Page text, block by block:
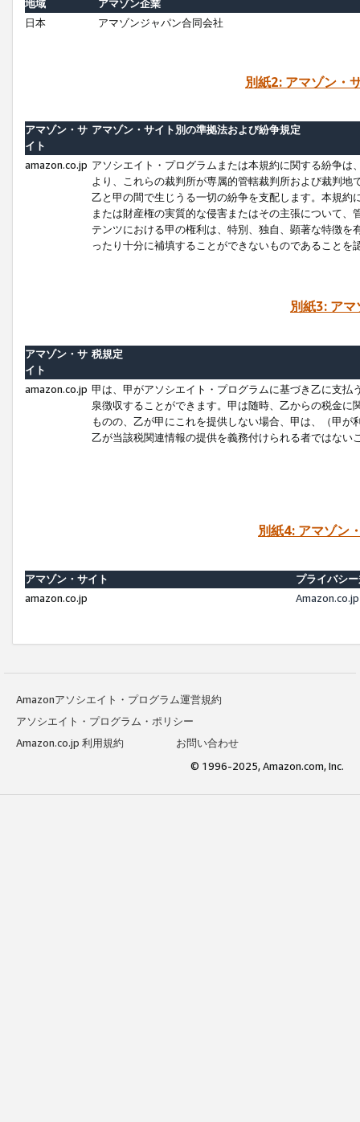
地域
アマゾン企業
日本
アマゾンジャパン合同会社
別紙2: アマゾン・
アマゾン・サ
イト
アマゾン・サイト別の準拠法および紛争規定
amazon.co.jp アソシエイト・プログラムまたは本規約に関する紛争
より、これらの裁判所が専属的管轄裁判所および裁判
乙と甲の間で生じうる一切の紛争を支配します。本規
または財産権の実質的な侵害またはその主張について
テンツにおける甲の権利は、特別、独自、顕著な特徴
ったり十分に補填することができないものであることを
別紙3: ア
アマゾン・サ
イト
税規定
amazon.co.jp 甲は、甲がアソシエイト・プログラムに基づき乙に支
泉徴収することができます。甲は随時、乙からの税金
ものの、乙が甲にこれを提供しない場合、甲は、（甲
乙が当該税関連情報の提供を義務付けられる者ではな
別紙4: アマゾン
アマゾン・サイト
プライバシ
amazon.co.jp
Amazonアソシエイト・プログラム運営規約
アソシエイト・プログラム・ポリシー
Amazon.co.jp 利用規約
お問い合わせ
© 1996-2025, Amazon.com, Inc.